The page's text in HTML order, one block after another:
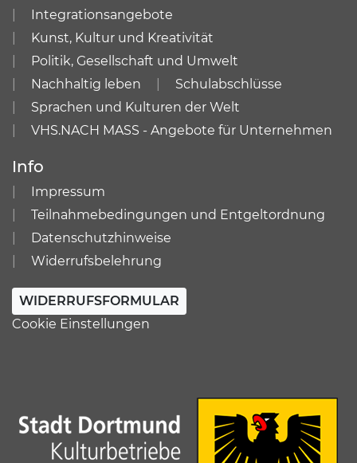
Integrationsangebote
Kunst, Kultur und Kreativität
Politik, Gesellschaft und Umwelt
Nachhaltig leben
Schulabschlüsse
Sprachen und Kulturen der Welt
VHS.NACH MASS - Angebote für Unternehmen
Info
Impressum
Teilnahmebedingungen und Entgeltordnung
Datenschutzhinweise
Widerrufsbelehrung
WIDERRUFSFORMULAR
Cookie Einstellungen